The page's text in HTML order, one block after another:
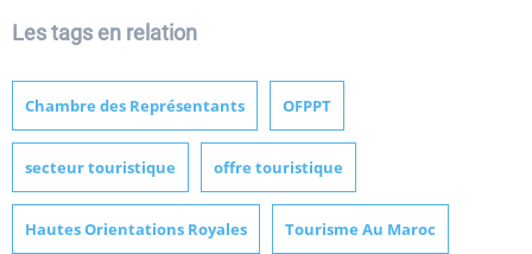
Les tags en relation
Chambre des Représentants OFPPT
secteur touristique offre touristique
Hautes Orientations Royales Tourisme Au Maroc